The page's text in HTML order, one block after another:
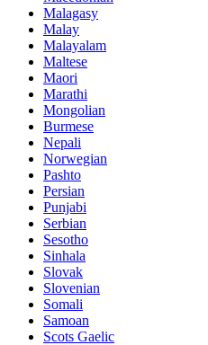
Malagasy
Malay
Malayalam
Maltese
Maori
Marathi
Mongolian
Burmese
Nepali
Norwegian
Pashto
Persian
Punjabi
Serbian
Sesotho
Sinhala
Slovak
Slovenian
Somali
Samoan
Scots Gaelic